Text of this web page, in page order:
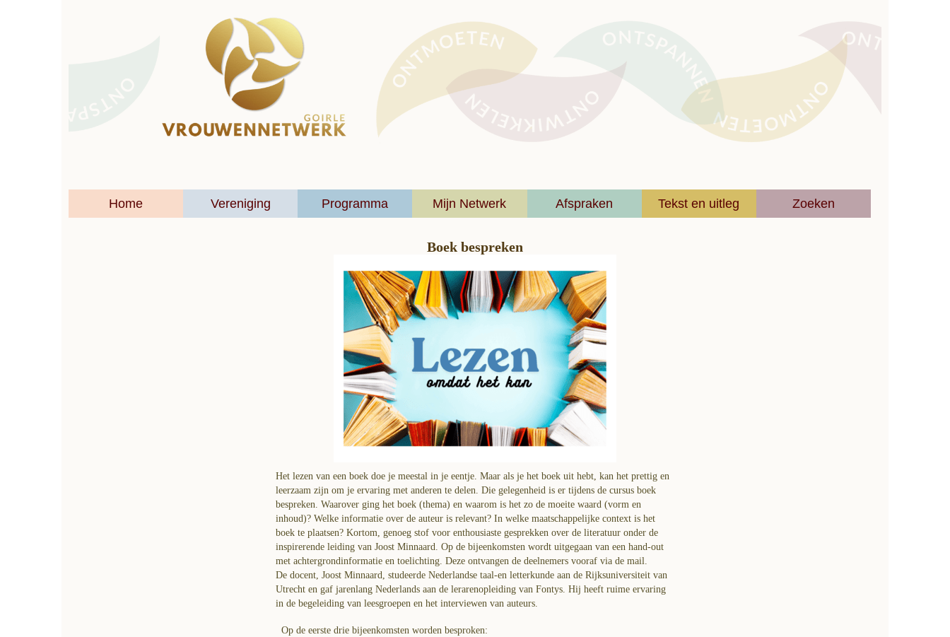
Home Vereniging Programma Mijn Netwerk Afspraken Tekst en uitleg Zoeken
Boek bespreken
Het lezen van een boek doe je meestal in je eentje. Maar als je het boek uit hebt, kan het prettig en
leerzaam zijn om je ervaring met anderen te delen. Die gelegenheid is er tijdens de cursus boek
bespreken. Waarover ging het boek (thema) en waarom is het zo de moeite waard (vorm en
inhoud)? Welke informatie over de auteur is relevant? In welke maatschappelijke context is het
boek te plaatsen? Kortom, genoeg stof voor enthousiaste gesprekken over de literatuur onder de
inspirerende leiding van Joost Minnaard. Op de bijeenkomsten wordt uitgegaan van een hand-out
met achtergrondinformatie en toelichting. Deze ontvangen de deelnemers vooraf via de mail.
De docent, Joost Minnaard, studeerde Nederlandse taal-en letterkunde aan de Rijksuniversiteit van
Utrecht en gaf jarenlang Nederlands aan de lerarenopleiding van Fontys. Hij heeft ruime ervaring
in de begeleiding van leesgroepen en het interviewen van auteurs.
Op de eerste drie bijeenkomsten worden besproken: